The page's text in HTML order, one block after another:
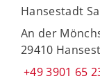
Hansestadt
An der
29410
+49 3901 65